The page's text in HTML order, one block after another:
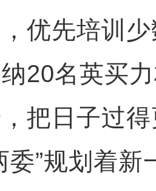
优先培训
20名英买
把日子过
委”规划着新